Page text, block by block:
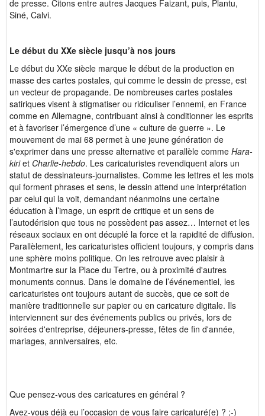
de presse. Citons entre autres Jacques Faizant, puis, Plantu,
Siné, Calvi.
Le début du XXe siècle jusqu’à nos jours
Le début du XXe siècle marque le début de la production en
masse des cartes postales, qui comme le dessin de presse, est
un vecteur de propagande. De nombreuses cartes postales
satiriques visent à stigmatiser ou ridiculiser l’ennemi, en France
comme en Allemagne, contribuant ainsi à conditionner les esprits
et à favoriser l’émergence d’une « culture de guerre ». Le
mouvement de mai 68 permet à une jeune génération de
s'exprimer dans une presse alternative et parallèle comme Hara-
kiriet Charlie-hebdo. Les caricaturistes revendiquent alors un
statut de dessinateurs-journalistes. Comme les lettres et les mots
qui forment phrases et sens, le dessin attend une interprétation
par celui qui la voit, demandant néanmoins une certaine
éducation à l’image, un esprit de critique et un sens de
l’autodérision que tous ne possèdent pas assez… Internet et les
réseaux sociaux en ont décuplé la force et la rapidité de diffusion.
Parallèlement, les caricaturistes officient toujours, y compris dans
une sphère moins politique. On les retrouve avec plaisir à
Montmartre sur la Place du Tertre, ou à proximité d'autres
monuments connus. Dans le domaine de l’événementiel, les
caricaturistes ont toujours autant de succès, que ce soit de
manière traditionnelle sur papier ou en caricature digitale. Ils
interviennent sur des événements publics ou privés, lors de
soirées d'entreprise, déjeuners-presse, fêtes de fin d'année,
mariages, anniversaires, etc.
Que pensez-vous des caricatures en général ?
Avez-vous déjà eu l’occasion de vous faire caricaturé(e) ? ;-)